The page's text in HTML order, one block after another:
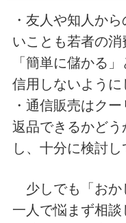
・友人や知人か
いことも若者の消
「簡単に儲かる
信用しないように
・通信販売はク
返品できるかど
し、十分に検討し
少しでも「おか
一人で悩まず相